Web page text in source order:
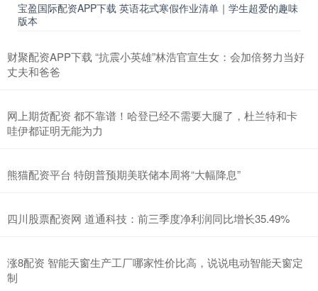
宝盈国际配资APP下载 英语花式寒假作业清单｜学生超爱的趣味
版本
财聚配资APP下载 “抗震小英雄”林浩官宣生女：会加倍努力当好
丈夫和爸爸
网上期货配资 都不靠谱！哈登已经不需要大腿了，杜兰特和卡
哇伊都证明无能为力
熊猫配资平台 特朗普预期美联储本周将“大幅降息”
四川股票配资网 道通科技：前三季度净利润同比增长35.49%
涨8配资 智能天窗生产工厂哪家性价比高，说说电动智能天窗定
制